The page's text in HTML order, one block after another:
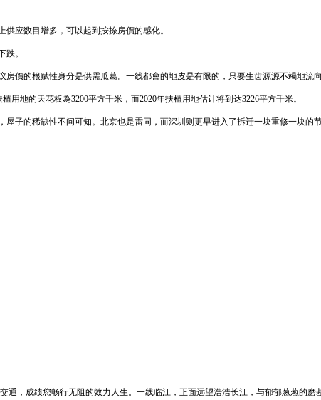
应数目增多，可以起到按捺房價的感化。
。
價的根赋性身分是供需瓜葛。一线都會的地皮是有限的，只要生齿源源不竭地流
用地的天花板為3200平方千米，而2020年扶植用地估计将到达3226平方千米。
子的稀缺性不问可知。北京也是雷同，而深圳则更早进入了拆迁一块重修一块的节
通，成绩您畅行无阻的效力人生。一线临江，正面远望浩浩长江，与郁郁葱葱的